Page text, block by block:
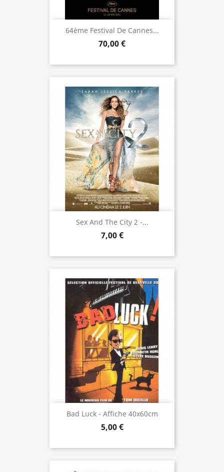
64ème Festival De Cannes...
70,00 €
Sex And The City 2 -...
7,00 €
Bad Luck - Affiche 40x60cm
5,00 €